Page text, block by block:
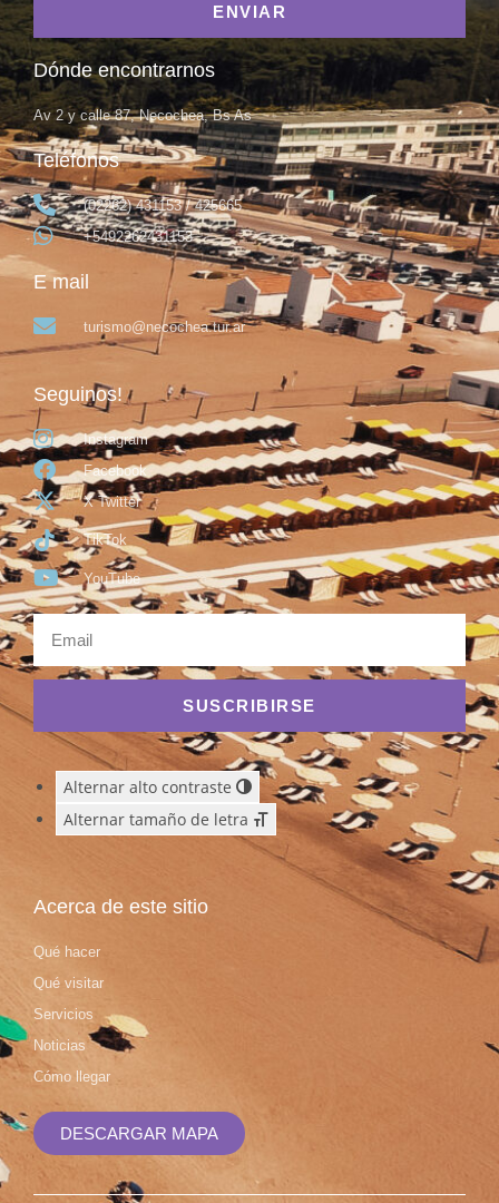
ENVIAR
Dónde encontrarnos
Av 2 y calle 87, Necochea, Bs As
Teléfonos
(02262) 431153 / 425665
+5492262431153
E mail
turismo@necochea.tur.ar
Seguinos!
Instagram
Facebook
X Twitter
TikTok
YouTube
SUSCRIBIRSE
Alternar alto contraste
Alternar tamaño de letra
Acerca de este sitio
Qué hacer
Qué visitar
Servicios
Noticias
Cómo llegar
DESCARGAR MAPA